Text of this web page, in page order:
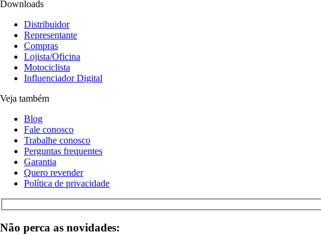
Downloads
Distribuidor
Representante
Compras
Lojista/Oficina
Motociclista
Influenciador Digital
Veja também
Blog
Fale conosco
Trabalhe conosco
Perguntas frequentes
Garantia
Quero revender
Política de privacidade
Não perca as novidades: